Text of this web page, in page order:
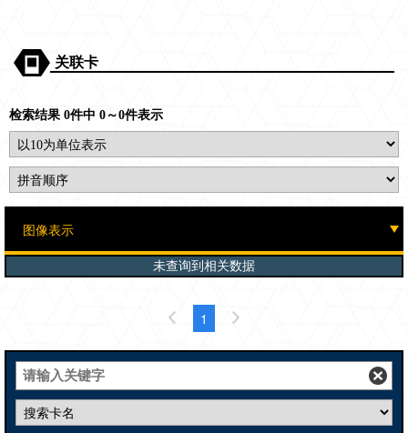
关联卡
检索结果 0件中 0～0件表示
未查询到相关数据
1